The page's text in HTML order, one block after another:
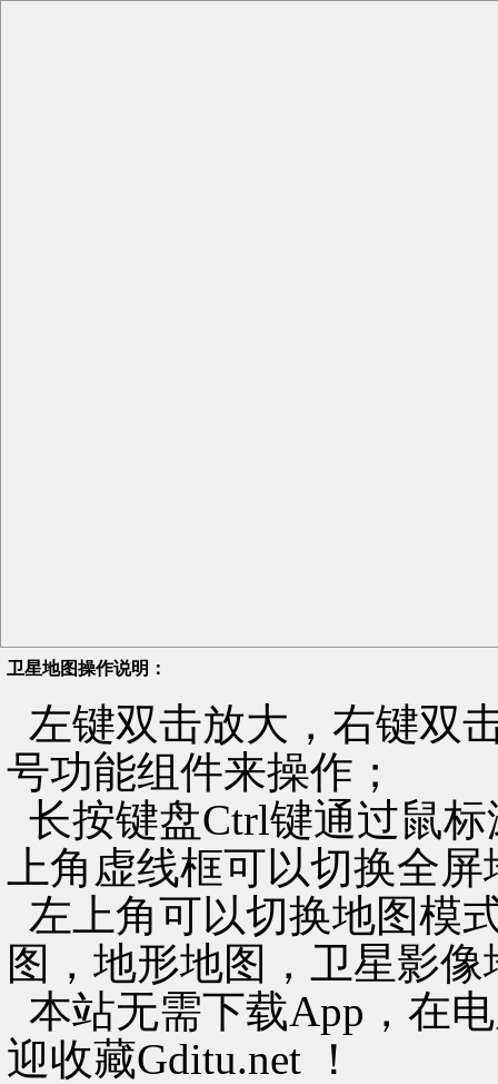
卫星地图操作说明：
左键双击放大，右键双
号功能组件来操作；
长按键盘Ctrl键通过鼠
上角虚线框可以切换全
左上角可以切换地图模
图，地形地图，卫星影像
本站无需下载App，在
迎收藏Gditu.net ！